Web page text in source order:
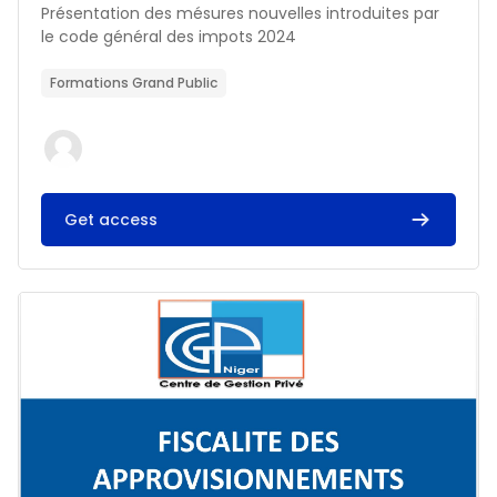
Résumé du cours :
Présentation des mésures nouvelles introduites par
le code général des impots 2024
Formations Grand Public
Get access
Image du cours FISCALITE DES APPROVISIONNEMENTS